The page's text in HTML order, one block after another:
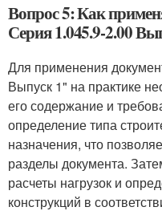
Вопрос 5: Как
Серия 1.045.9-2.00
Для применения
Выпуск 1" на практике
его содержание и
определение типа
назначения, что
разделы документа.
расчеты нагрузок и
конструкций в